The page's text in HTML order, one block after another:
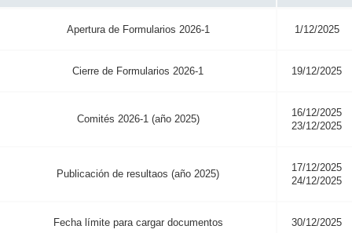
Apertura de Formularios 2026-1 1/12/2025
Cierre de Formularios 2026-1 19/12/2025
Comités 2026-1 (año 2025)
16/12/2025
23/12/2025
Publicación de resultaos (año 2025)
17/12/2025
24/12/2025
Fecha límite para cargar documentos 30/12/2025